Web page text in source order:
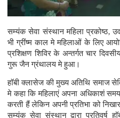
सम्यंक सेवा संस्थान महिला प्रकोष्ठ,
भी ग्रींष्म काल मे महिलाओं के लिए
प्रशिक्षण शिविर के अन्तर्गत चार
गुरू जैन ग्रंथालय मे हुआ।
हाॅबी क्लासेज की मुख्य अतिथि समाज
मे कहा कि महिलाएं अपना अधिकाशं समय
करती हैं लेकिन अपनी प्रतिभा को
सम्यंक सेवा संस्थान द्वारा प्रतिवर्ष